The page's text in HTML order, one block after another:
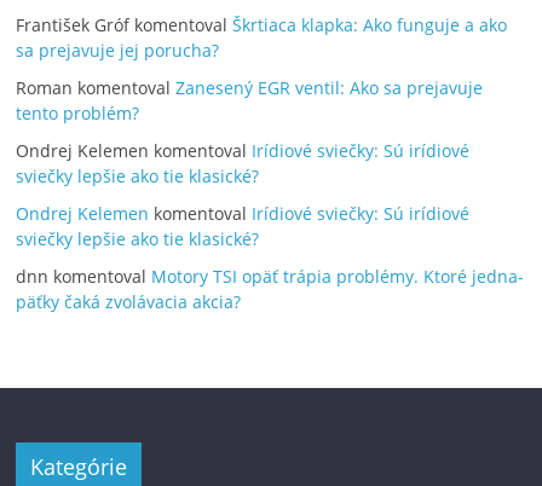
František GrófkomentovalŠkrtiaca klapka: Ako funguje a ako
sa prejavuje jej porucha?
Roman komentovalZanesený EGR ventil: Ako sa prejavuje
tento problém?
Ondrej Kelemen komentoval Irídiové sviečky: Sú irídiové
sviečky lepšie ako tie klasické?
Ondrej Kelemen komentoval Irídiové sviečky: Sú irídiové
sviečky lepšie ako tie klasické?
dnn komentoval Motory TSI opäť trápia problémy. Ktoré jedna-
päťky čaká zvolávacia akcia?
Kategórie